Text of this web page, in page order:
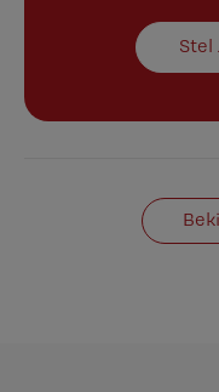
Stel